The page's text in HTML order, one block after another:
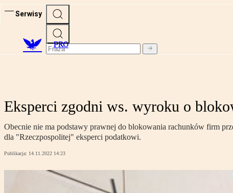
Serwisy
PRO
Eksperci zgodni ws. wyroku o
Obecnie nie ma podstawy prawnej do blokowania rachunków firm
dla "Rzeczpospolitej" eksperci podatkowi.
Publikacja: 14.11.2022 14:23